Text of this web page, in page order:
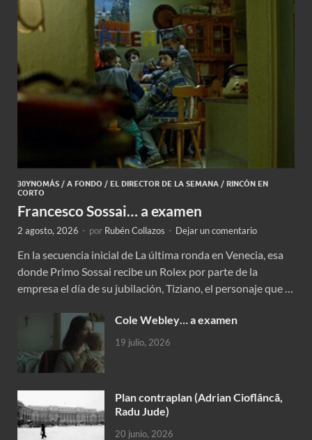
30YNOMÁS / A FONDO / EL DIRECTOR DE LA SEMANA / RINCÓN EN
CORTO
Francesco Sossai… a examen
2 agosto, 2026 - por Rubén Collazos - Dejar un comentario
En la secuencia inicial de La última ronda en Venecia, esa
donde Primo Sossai recibe un Rolex por parte de la
empresa el día de su jubilación, Tiziano, el personaje que …
Cole Webley… a examen
19 julio, 2026
Plan contraplan (Adrian Cioflâncã,
Radu Jude)
20 junio, 2026